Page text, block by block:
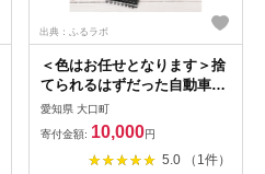
出典：ふるラボ
＜色はお任せとなります＞捨
てられるはずだった自動車用
シートベルトで作られた丈夫
なポーチ【1549119】
愛知県 大口町
寄付金額: 10,000円
5.0 （1件）